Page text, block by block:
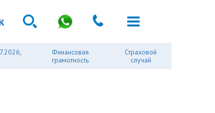
Финансовая
грамотность
Страховой
случай